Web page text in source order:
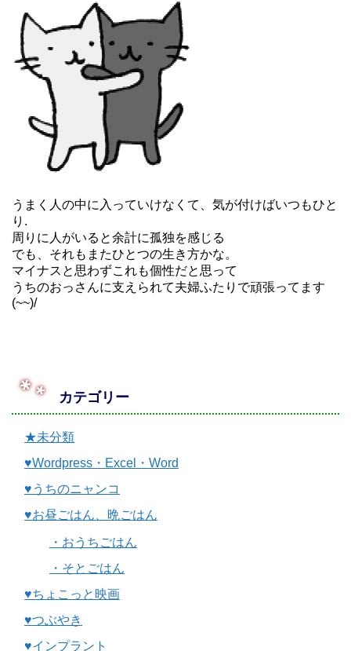
うまく人の中に入っていけなくて、気が付けばいつもひと
り.
周りに人がいると余計に孤独を感じる
でも、それもまたひとつの生き方かな。
マイナスと思わずこれも個性だと思って
うちのおっさんに支えられて夫婦ふたりで頑張ってます
(~~)/
カテゴリー
★未分類
♥Wordpress・Excel・Word
♥うちのニャンコ
♥お昼ごはん、晩ごはん
・おうちごはん
・そとごはん
♥ちょこっと映画
♥つぶやき
♥インプラント